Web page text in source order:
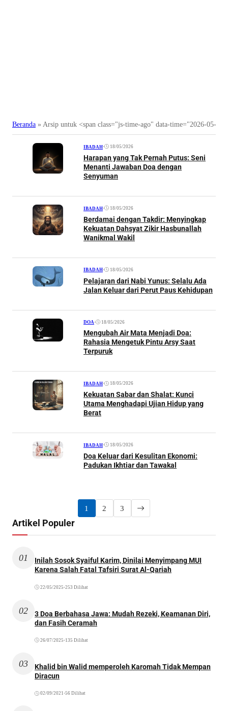
Beranda » Arsip untuk <span class="js-time-ago" data-time="2026-05-
IBADAH• 18/05/2026
Harapan yang Tak Pernah Putus: Seni
Menanti Jawaban Doa dengan
Senyuman
IBADAH• 18/05/2026
Berdamai dengan Takdir: Menyingkap
Kekuatan Dahsyat Zikir Hasbunallah
Wanikmal Wakil
IBADAH• 18/05/2026
Pelajaran dari Nabi Yunus: Selalu Ada
Jalan Keluar dari Perut Paus Kehidupan
DOA• 18/05/2026
Mengubah Air Mata Menjadi Doa:
Rahasia Mengetuk Pintu Arsy Saat
Terpuruk
IBADAH• 18/05/2026
Kekuatan Sabar dan Shalat: Kunci
Utama Menghadapi Ujian Hidup yang
Berat
IBADAH• 18/05/2026
Doa Keluar dari Kesulitan Ekonomi:
Padukan Ikhtiar dan Tawakal
1 2 3
Artikel Populer
01
Inilah Sosok Syaiful Karim, Dinilai Menyimpang MUI
Karena Salah Fatal Tafsiri Surat Al-Qariah
22/05/2025 •253 Dilihat
02
3 Doa Berbahasa Jawa: Mudah Rezeki, Keamanan Diri,
dan Fasih Ceramah
26/07/2025 •135 Dilihat
03
Khalid bin Walid memperoleh Karomah Tidak Mempan
Diracun
02/09/2021 •56 Dilihat